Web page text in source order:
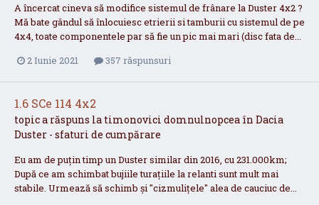
A încercat cineva să modifice sistemul de frânare la Duster 4x2 ?
Mă bate gândul să înlocuiesc etrierii si tamburii cu sistemul de pe
4x4, toate componentele par să fie un pic mai mari (disc fata de...
2 Iunie 2021
357 răspunsuri
1.6 SCe 114 4x2
topic a răspuns la timonovici domnulnopcea în Dacia
Duster - sfaturi de cumpărare
Eu am de puțin timp un Duster similar din 2016, cu 231.000km;
După ce am schimbat bujiile turațiile la relanti sunt mult mai
stabile. Urmează să schimb și "cizmulițele" alea de cauciuc de...